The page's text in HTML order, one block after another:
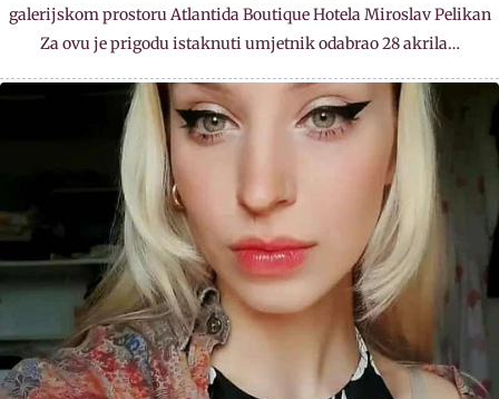
galerijskom prostoru Atlantida Boutique Hotela Miroslav Pelikan
Za ovu je prigodu istaknuti umjetnik odabrao 28 akrila…